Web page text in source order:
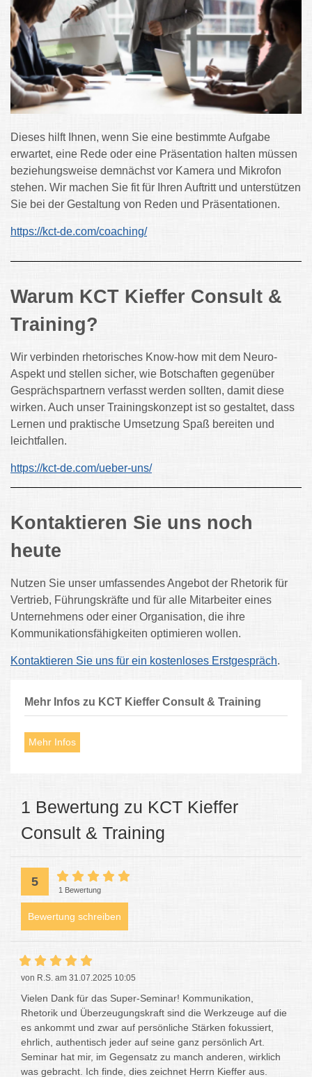
Dieses hilft Ihnen, wenn Sie eine bestimmte Aufgabe
erwartet, eine Rede oder eine Präsentation halten müssen
beziehungsweise demnächst vor Kamera und Mikrofon
stehen. Wir machen Sie fit für Ihren Auftritt und unterstützen
Sie bei der Gestaltung von Reden und Präsentationen.
https://kct-de.com/coaching/
Warum KCT Kieffer Consult &
Training?
Wir verbinden rhetorisches Know-how mit dem Neuro-
Aspekt und stellen sicher, wie Botschaften gegenüber
Gesprächspartnern verfasst werden sollten, damit diese
wirken. Auch unser Trainingskonzept ist so gestaltet, dass
Lernen und praktische Umsetzung Spaß bereiten und
leichtfallen.
https://kct-de.com/ueber-uns/
Kontaktieren Sie uns noch
heute
Nutzen Sie unser umfassendes Angebot der Rhetorik für
Vertrieb, Führungskräfte und für alle Mitarbeiter eines
Unternehmens oder einer Organisation, die ihre
Kommunikationsfähigkeiten optimieren wollen.
Kontaktieren Sie uns für ein kostenloses Erstgespräch.
Mehr Infos zu KCT Kieffer Consult & Training
Mehr Infos
1 Bewertung zu KCT Kieffer
Consult & Training
5
1 Bewertung
Bewertung schreiben
von R.S. am 31.07.2025 10:05
Vielen Dank für das Super-Seminar! Kommunikation,
Rhetorik und Überzeugungskraft sind die Werkzeuge auf die
es ankommt und zwar auf persönliche Stärken fokussiert,
ehrlich, authentisch jeder auf seine ganz persönlich Art.
Seminar hat mir, im Gegensatz zu manch anderen, wirklich
was gebracht. Ich finde, dies zeichnet Herrn Kieffer aus.